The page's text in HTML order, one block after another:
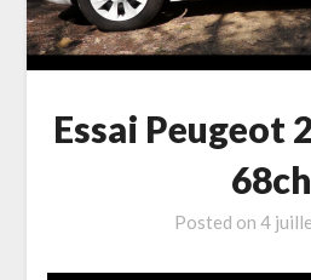
Essai Peugeot
68ch
Posted on 4